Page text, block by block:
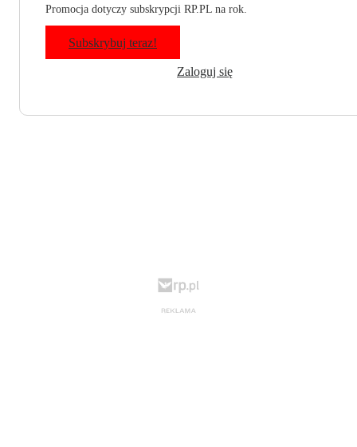
Promocja dotyczy subskrypcji RP.PL na rok.
Subskrybuj teraz!
Zaloguj się